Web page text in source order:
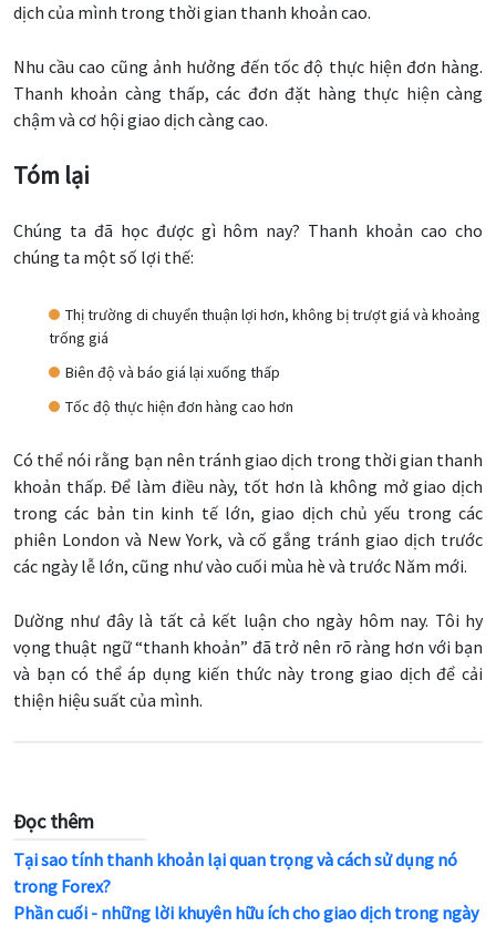
dịch của mình trong thời gian thanh khoản cao.
Nhu cầu cao cũng ảnh hưởng đến tốc độ thực hiện đơn hàng.
Thanh khoản càng thấp, các đơn đặt hàng thực hiện càng
chậm và cơ hội giao dịch càng cao.
Tóm lại
Chúng ta đã học được gì hôm nay? Thanh khoản cao cho
chúng ta một số lợi thế:
Thị trường di chuyển thuận lợi hơn, không bị trượt giá và khoảng
trống giá
Biên độ và báo giá lại xuống thấp
Tốc độ thực hiện đơn hàng cao hơn
Có thể nói rằng bạn nên tránh giao dịch trong thời gian thanh
khoản thấp. Để làm điều này, tốt hơn là không mở giao dịch
trong các bản tin kinh tế lớn, giao dịch chủ yếu trong các
phiên London và New York, và cố gắng tránh giao dịch trước
các ngày lễ lớn, cũng như vào cuối mùa hè và trước Năm mới.
Dường như đây là tất cả kết luận cho ngày hôm nay. Tôi hy
vọng thuật ngữ “thanh khoản” đã trở nên rõ ràng hơn với bạn
và bạn có thể áp dụng kiến thức này trong giao dịch để cải
thiện hiệu suất của mình.
Đọc thêm
Tại sao tính thanh khoản lại quan trọng và cách sử dụng nó
trong Forex?
Phần cuối - những lời khuyên hữu ích cho giao dịch trong ngày